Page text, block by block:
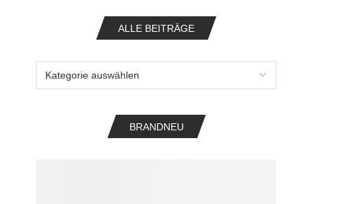
ALLE BEITRÄGE
BRANDNEU